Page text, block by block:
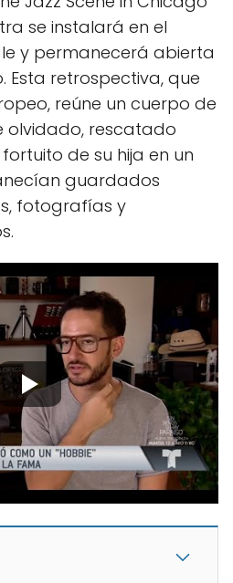
se instalará en el
y permanecerá abierta
Esta retrospectiva, que
reúne un cuerpo de
rescatado
de su hija en un
guardados
fotografías y